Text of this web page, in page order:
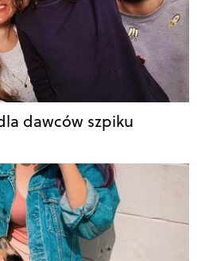
dawców szpiku